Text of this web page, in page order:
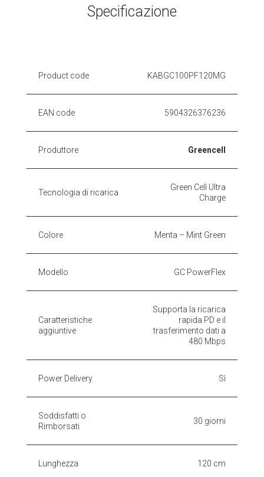
Specificazione
Product code KABGC100PF120MG
EAN code 5904326376236
Produttore Greencell
Tecnologia di ricarica
Green Cell Ultra
Charge
Colore Menta – Mint Green
Modello GC PowerFlex
Caratteristiche
aggiuntive
Supporta la ricarica
rapida PD e il
trasferimento dati a
480 Mbps
Power Delivery Sì
Soddisfatti o
Rimborsati
30 giorni
Lunghezza 120 cm